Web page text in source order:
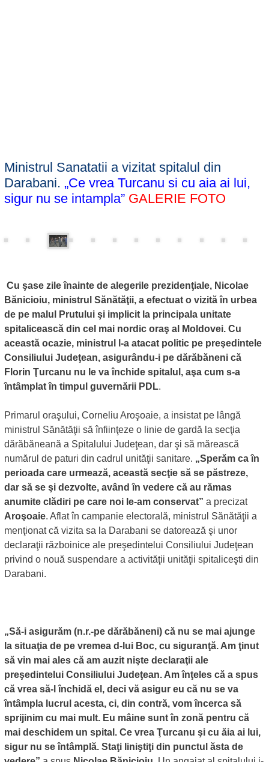
Ministrul Sanatatii a vizitat spitalul din
Darabani. „Ce vrea Turcanu si cu aia ai lui,
sigur nu se intampla” GALERIE FOTO
Cu şase zile înainte de alegerile prezidenţiale, Nicolae
Bănicioiu, ministrul Sănătăţii, a efectuat o vizită în urbea
de pe malul Prutului şi implicit la principala unitate
spitalicească din cel mai nordic oraş al Moldovei. Cu
această ocazie, ministrul l-a atacat politic pe preşedintele
Consiliului Judeţean, asigurându-i pe dărăbăneni că
Florin Ţurcanu nu le va închide spitalul, aşa cum s-a
întâmplat în timpul guvernării PDL.
Primarul oraşului, Corneliu Aroşoaie, a insistat pe lângă
ministrul Sănătăţii să înfiinţeze o linie de gardă la secţia
dărăbăneană a Spitalului Judeţean, dar şi să mărească
numărul de paturi din cadrul unităţii sanitare. „Sperăm ca în
perioada care urmează, această secţie să se păstreze,
dar să se şi dezvolte, având în vedere că au rămas
anumite clădiri pe care noi le-am conservat” a precizat
Aroşoaie. Aflat în campanie electorală, ministrul Sănătăţii a
menţionat că vizita sa la Darabani se datorează şi unor
declaraţii războinice ale preşedintelui Consiliului Judeţean
privind o nouă suspendare a activităţii unităţii spitaliceşti din
Darabani.
„Să-i asigurăm (n.r.-pe dărăbăneni) că nu se mai ajunge
la situaţia de pe vremea d-lui Boc, cu siguranţă. Am ţinut
să vin mai ales că am auzit nişte declaraţii ale
preşedintelui Consiliului Judeţean. Am înţeles că a spus
că vrea să-l închidă el, deci vă asigur eu că nu se va
întâmpla lucrul acesta, ci, din contră, vom încerca să
sprijinim cu mai mult. Eu mâine sunt în zonă pentru că
mai deschidem un spital. Ce vrea Ţurcanu şi cu ăia ai lui,
sigur nu se întâmplă. Staţi liniştiţi din punctul ăsta de